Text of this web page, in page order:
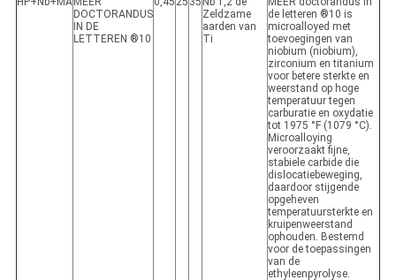
DOCTORANDUS
IN DE
LETTEREN ®10
Zeldzame
aarden van
Ti
de letteren ®10 is
microalloyed met
toevoegingen van
niobium (niobium),
zirconium en titanium
voor betere sterkte en
weerstand op hoge
temperatuur tegen
carburatie en oxydatie
tot 1975 °F (1079 °C).
Microalloying
veroorzaakt fijne,
stabiele carbide die
dislocatiebeweging,
daardoor stijgende
opgeheven
temperatuursterkte en
kruipenweerstand
ophouden. Bestemd
voor de toepassingen
van de
ethyleenpyrolyse.